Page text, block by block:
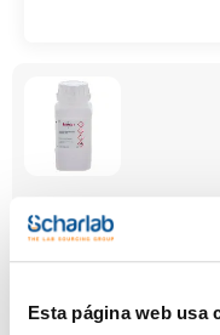
Esta página web usa
Capacidad
x 500 g
CA02110500